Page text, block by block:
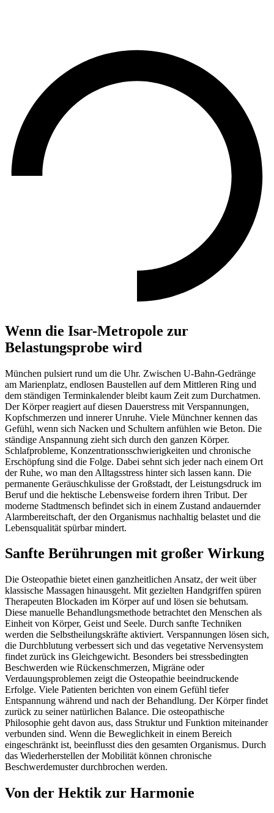
Wenn die Isar-Metropole zur
Belastungsprobe wird
München pulsiert rund um die Uhr. Zwischen U-Bahn-Gedränge
am Marienplatz, endlosen Baustellen auf dem Mittleren Ring und
dem ständigen Terminkalender bleibt kaum Zeit zum Durchatmen.
Der Körper reagiert auf diesen Dauerstress mit Verspannungen,
Kopfschmerzen und innerer Unruhe. Viele Münchner kennen das
Gefühl, wenn sich Nacken und Schultern anfühlen wie Beton. Die
ständige Anspannung zieht sich durch den ganzen Körper.
Schlafprobleme, Konzentrationsschwierigkeiten und chronische
Erschöpfung sind die Folge. Dabei sehnt sich jeder nach einem Ort
der Ruhe, wo man den Alltagsstress hinter sich lassen kann. Die
permanente Geräuschkulisse der Großstadt, der Leistungsdruck im
Beruf und die hektische Lebensweise fordern ihren Tribut. Der
moderne Stadtmensch befindet sich in einem Zustand andauernder
Alarmbereitschaft, der den Organismus nachhaltig belastet und die
Lebensqualität spürbar mindert.
Sanfte Berührungen mit großer Wirkung
Die Osteopathie bietet einen ganzheitlichen Ansatz, der weit über
klassische Massagen hinausgeht. Mit gezielten Handgriffen spüren
Therapeuten Blockaden im Körper auf und lösen sie behutsam.
Diese manuelle Behandlungsmethode betrachtet den Menschen als
Einheit von Körper, Geist und Seele. Durch sanfte Techniken
werden die Selbstheilungskräfte aktiviert. Verspannungen lösen sich,
die Durchblutung verbessert sich und das vegetative Nervensystem
findet zurück ins Gleichgewicht. Besonders bei stressbedingten
Beschwerden wie Rückenschmerzen, Migräne oder
Verdauungsproblemen zeigt die Osteopathie beeindruckende
Erfolge. Viele Patienten berichten von einem Gefühl tiefer
Entspannung während und nach der Behandlung. Der Körper findet
zurück zu seiner natürlichen Balance. Die osteopathische
Philosophie geht davon aus, dass Struktur und Funktion miteinander
verbunden sind. Wenn die Beweglichkeit in einem Bereich
eingeschränkt ist, beeinflusst dies den gesamten Organismus. Durch
das Wiederherstellen der Mobilität können chronische
Beschwerdemuster durchbrochen werden.
Von der Hektik zur Harmonie